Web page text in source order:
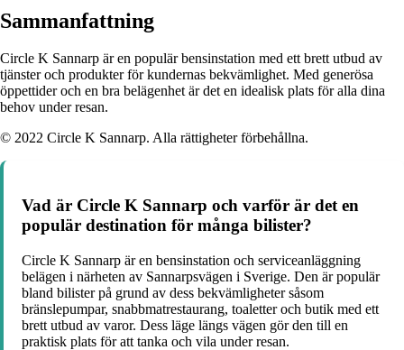
Sammanfattning
Circle K Sannarp är en populär bensinstation med ett brett utbud av
tjänster och produkter för kundernas bekvämlighet. Med generösa
öppettider och en bra belägenhet är det en idealisk plats för alla dina
behov under resan.
© 2022 Circle K Sannarp. Alla rättigheter förbehållna.
Vad är Circle K Sannarp och varför är det en
populär destination för många bilister?
Circle K Sannarp är en bensinstation och serviceanläggning
belägen i närheten av Sannarpsvägen i Sverige. Den är populär
bland bilister på grund av dess bekvämligheter såsom
bränslepumpar, snabbmatrestaurang, toaletter och butik med ett
brett utbud av varor. Dess läge längs vägen gör den till en
praktisk plats för att tanka och vila under resan.